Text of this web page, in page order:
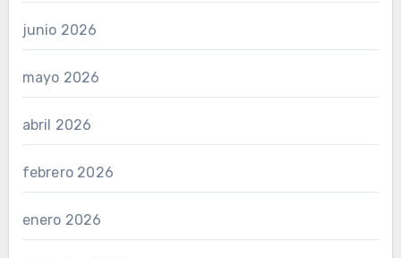
junio 2026
mayo 2026
abril 2026
febrero 2026
enero 2026